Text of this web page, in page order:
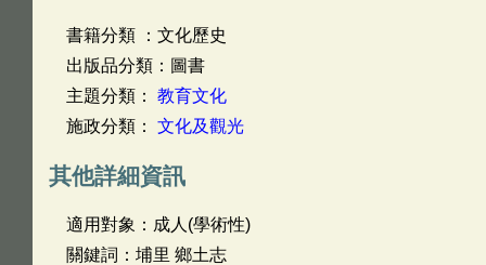
書籍分類 ：文化歷史
出版品分類：圖書
主題分類： 教育文化
施政分類： 文化及觀光
其他詳細資訊
適用對象：成人(學術性)
關鍵詞：埔里 鄉土志